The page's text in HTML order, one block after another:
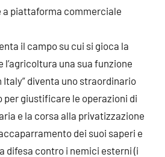
a piattaforma commerciale
il campo su cui si gioca la
l’agricoltura una sua funzione
Italy” diventa uno straordinario
giustificare le operazioni di
e la corsa alla privatizzazione
dei suoi saperi e
difesa contro i nemici esterni (i